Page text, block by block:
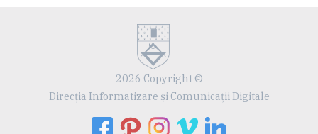
2026 Copyright ©
Direcția Informatizare și Comunicații Digitale